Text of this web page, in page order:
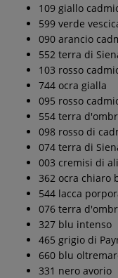
109 giallo
599 verde
090 arancio
552 terra di
103 rosso
744 ocra gialla
095 rosso
554 terra
098 rosso di
074 terra di
003 cremisi di
362 ocra chiaro
544 lacca
076 terra
327 blu intenso
465 grigio di
660 blu
331 nero avorio